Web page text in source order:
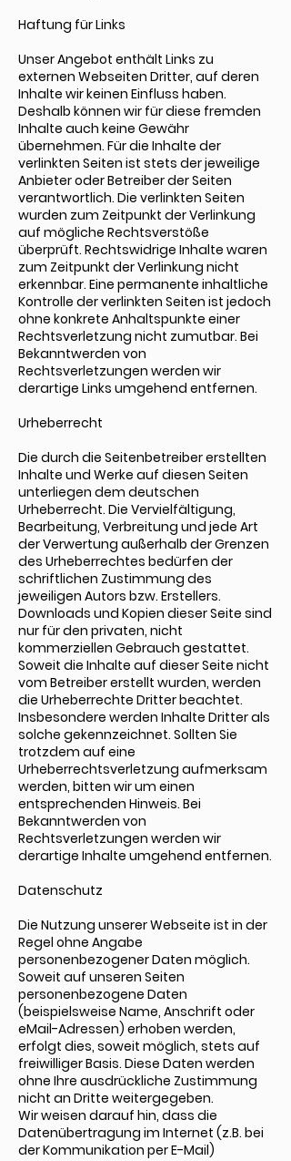
Haftung für Links
Unser Angebot enthält Links zu
externen Webseiten Dritter, auf deren
Inhalte wir keinen Einfluss haben.
Deshalb können wir für diese fremden
Inhalte auch keine Gewähr
übernehmen. Für die Inhalte der
verlinkten Seiten ist stets der jeweilige
Anbieter oder Betreiber der Seiten
verantwortlich. Die verlinkten Seiten
wurden zum Zeitpunkt der Verlinkung
auf mögliche Rechtsverstöße
überprüft. Rechtswidrige Inhalte waren
zum Zeitpunkt der Verlinkung nicht
erkennbar. Eine permanente inhaltliche
Kontrolle der verlinkten Seiten ist jedoch
ohne konkrete Anhaltspunkte einer
Rechtsverletzung nicht zumutbar. Bei
Bekanntwerden von
Rechtsverletzungen werden wir
derartige Links umgehend entfernen.
Urheberrecht
Die durch die Seitenbetreiber erstellten
Inhalte und Werke auf diesen Seiten
unterliegen dem deutschen
Urheberrecht. Die Vervielfältigung,
Bearbeitung, Verbreitung und jede Art
der Verwertung außerhalb der Grenzen
des Urheberrechtes bedürfen der
schriftlichen Zustimmung des
jeweiligen Autors bzw. Erstellers.
Downloads und Kopien dieser Seite sind
nur für den privaten, nicht
kommerziellen Gebrauch gestattet.
Soweit die Inhalte auf dieser Seite nicht
vom Betreiber erstellt wurden, werden
die Urheberrechte Dritter beachtet.
Insbesondere werden Inhalte Dritter als
solche gekennzeichnet. Sollten Sie
trotzdem auf eine
Urheberrechtsverletzung aufmerksam
werden, bitten wir um einen
entsprechenden Hinweis. Bei
Bekanntwerden von
Rechtsverletzungen werden wir
derartige Inhalte umgehend entfernen.
Datenschutz
Die Nutzung unserer Webseite ist in der
Regel ohne Angabe
personenbezogener Daten möglich.
Soweit auf unseren Seiten
personenbezogene Daten
(beispielsweise Name, Anschrift oder
eMail-Adressen) erhoben werden,
erfolgt dies, soweit möglich, stets auf
freiwilliger Basis. Diese Daten werden
ohne Ihre ausdrückliche Zustimmung
nicht an Dritte weitergegeben.
Wir weisen darauf hin, dass die
Datenübertragung im Internet (z.B. bei
der Kommunikation per E-Mail)